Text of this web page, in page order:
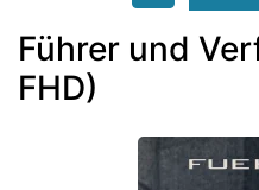
Führer und
FHD)